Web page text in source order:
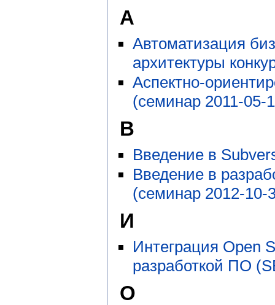
А
Автоматизация
архитектуры
Аспектно-
(семинар 2011-05-
В
Введение в
Введение в
(семинар 2012-10-
И
Интеграция Open
разработкой ПО
О